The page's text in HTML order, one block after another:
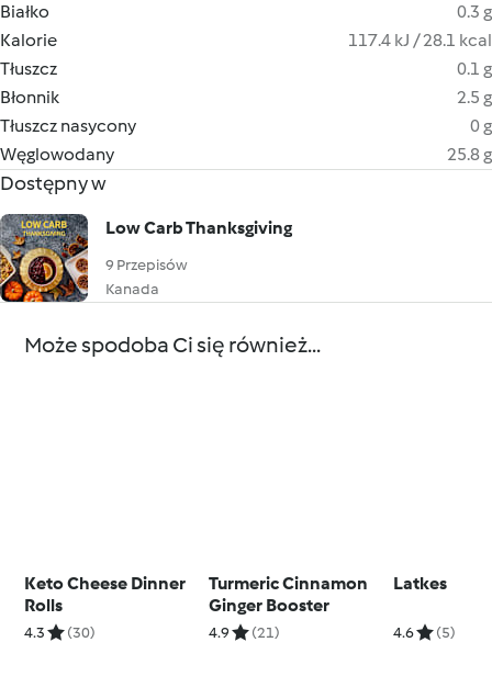
Białko
0.3 g
Kalorie
117.4 kJ / 28.1 kcal
Tłuszcz
0.1 g
Błonnik
2.5 g
Tłuszcz nasycony
0 g
Węglowodany
25.8 g
Dostępny w
Low Carb Thanksgiving
9 Przepisów
Kanada
Może spodoba Ci się również...
Keto Cheese Dinner
Rolls
4.3 (30)
Turmeric Cinnamon
Ginger Booster
4.9 (21)
Latkes
4.6 (5)